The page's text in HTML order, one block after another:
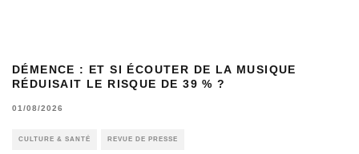
DÉMENCE : ET SI ÉCOUTER DE LA MUSIQUE
RÉDUISAIT LE RISQUE DE 39 % ?
01/08/2026
CULTURE & SANTÉ REVUE DE PRESSE